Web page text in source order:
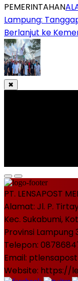
PEMERINTAHAN
Lampung:
Berlanjut ke
✖
PT. LENSAPOST
Alamat: Jl. P.
Kec. Sukabumi,
Provinsi Lampung
Telepon:
Email:
Website: https://